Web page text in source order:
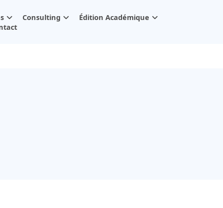
Consulting
Édition Académique